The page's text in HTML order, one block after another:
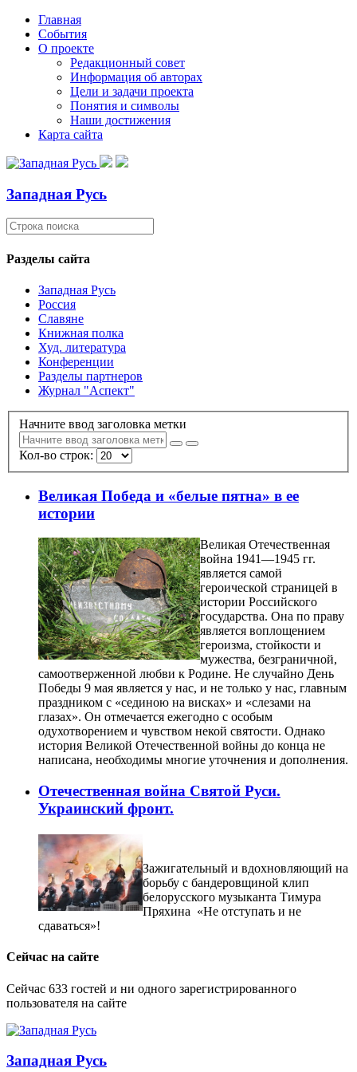
Главная
События
О проекте
Редакционный совет
Информация об авторах
Цели и задачи проекта
Понятия и символы
Наши достижения
Карта сайта
Западная Русь
Разделы сайта
Западная Русь
Россия
Славяне
Книжная полка
Худ. литература
Конференции
Разделы партнеров
Журнал "Аспект"
Начните ввод заголовка метки
Кол-во строк:
Великая Победа и «белые пятна» в ее
истории
Великая Отечественная
война 1941—1945 гг.
является самой
героической страницей в
истории Российского
государства. Она по праву
является воплощением
героизма, стойкости и
мужества, безграничной,
самоотверженной любви к Родине. Не случайно День
Победы 9 мая является у нас, и не только у нас, главным
праздником с «сединою на висках» и «слезами на
глазах». Он отмечается ежегодно с особым
одухотворением и чувством некой святости. Однако
история Великой Отечественной войны до конца не
написана, необходимы многие уточнения и дополнения.
Отечественная война Святой Руси.
Украинский фронт.
Зажигательный и вдохновляющий на
борьбу с бандеровщиной клип
белорусского музыканта Тимура
Пряхина «Не отступать и не
сдаваться»!
Сейчас на сайте
Сейчас 633 гостей и ни одного зарегистрированного
пользователя на сайте
Западная Русь